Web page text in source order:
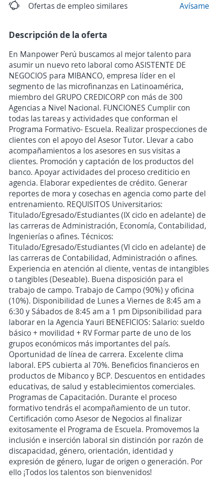
Ofertas de empleo similares Avísame
Descripción de la oferta
En Manpower Perú buscamos al mejor talento para
asumir un nuevo reto laboral como ASISTENTE DE
NEGOCIOS para MIBANCO, empresa líder en el
segmento de las microfinanzas en Latinoamérica,
miembro del GRUPO CREDICORP con más de 300
Agencias a Nivel Nacional. FUNCIONES Cumplir con
todas las tareas y actividades que conforman el
Programa Formativo- Escuela. Realizar prospecciones de
clientes con el apoyo del Asesor Tutor. Llevar a cabo
acompañamientos a los asesores en sus visitas a
clientes. Promoción y captación de los productos del
banco. Apoyar actividades del proceso crediticio en
agencia. Elaborar expedientes de crédito. Generar
reportes de mora y cosechas en agencia como parte del
entrenamiento. REQUISITOS Universitarios:
Titulado/Egresado/Estudiantes (IX ciclo en adelante) de
las carreras de Administración, Economía, Contabilidad,
Ingenierías o afines. Técnicos:
Titulado/Egresado/Estudiantes (VI ciclo en adelante) de
las carreras de Contabilidad, Administración o afines.
Experiencia en atención al cliente, ventas de intangibles
o tangibles (Deseable). Buena disposición para el
trabajo de campo. Trabajo de Campo (90%) y oficina
(10%). Disponibilidad de Lunes a Viernes de 8:45 am a
6:30 y Sábados de 8:45 am a 1 pm Dipsonibilidad para
laborar en la Agencia Yauri BENEFICIOS: Salario: sueldo
básico + movilidad + RV Formar parte de uno de los
grupos económicos más importantes del país.
Oportunidad de línea de carrera. Excelente clima
laboral. EPS cubierta al 70%. Beneficios financieros en
productos de Mibanco y BCP. Descuentos en entidades
educativas, de salud y establecimientos comerciales.
Programas de Capacitación. Durante el proceso
formativo tendrás el acompañamiento de un tutor.
Certificación como Asesor de Negocios al finalizar
exitosamente el Programa de Escuela. Promovemos la
inclusión e inserción laboral sin distinción por razón de
discapacidad, género, orientación, identidad y
expresión de género, lugar de origen o generación. Por
ello ¡Todos los talentos son bienvenidos!